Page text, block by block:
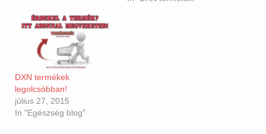
DXN termékek
legolcsóbban!
július 27, 2015
In "Egészség blog"